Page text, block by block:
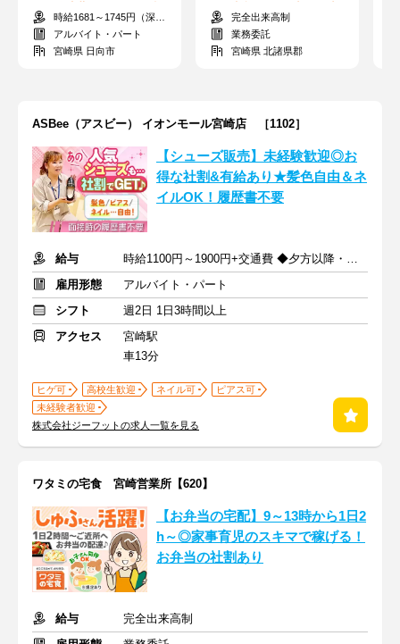
すい◎夜勤でしっかり稼
げる！/Jb
時給1681～1745円（深夜手当含む）＋交通費支給
アルバイト・パート
宮崎県 日向市
みも相談可！子連れ配達
OK♪再配達なし
完全出来高制
業務委託
宮崎県 北諸県郡
ASBee（アスビー） イオンモール宮崎店 ［1102］
【シューズ販売】未経験歓迎◎お
得な社割&有給あり★髪色自由＆ネ
イルOK！履歴書不要
給与
時給1100円～1900円+交通費 ◆夕方以降・日祝加給あり！
雇用形態
アルバイト・パート
シフト
週2日 1日3時間以上
アクセス
宮崎駅
車13分
ヒゲ可 高校生歓迎 ネイル可
ピアス可
未経験者歓迎
株式会社ジーフットの求人一覧を見る
ワタミの宅食 宮崎営業所【620】
【お弁当の宅配】9～13時から1日2
h～◎家事育児のスキマで稼げる！
お弁当の社割あり
給与
完全出来高制